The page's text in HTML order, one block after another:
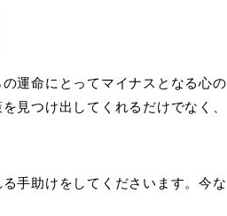
運命にとってマイナスとなる心の
見つけ出してくれるだけでなく、
手助けをしてくださいます。今な